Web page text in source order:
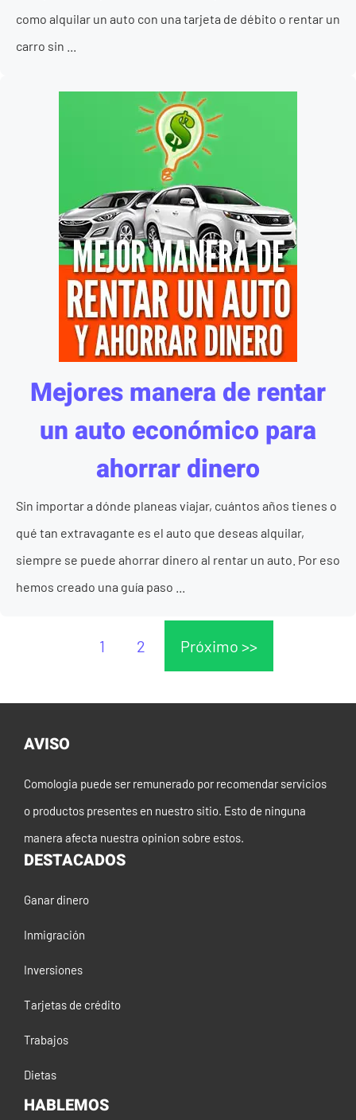
como alquilar un auto con una tarjeta de débito o rentar un
carro sin ...
Mejores manera de rentar
un auto económico para
ahorrar dinero
Sin importar a dónde planeas viajar, cuántos años tienes o
qué tan extravagante es el auto que deseas alquilar,
siempre se puede ahorrar dinero al rentar un auto. Por eso
hemos creado una guía paso ...
1 2 Próximo >>
AVISO
Comologia puede ser remunerado por recomendar servicios
o productos presentes en nuestro sitio. Esto de ninguna
manera afecta nuestra opinion sobre estos.
DESTACADOS
Ganar dinero
Inmigración
Inversiones
Tarjetas de crédito
Trabajos
Dietas
HABLEMOS